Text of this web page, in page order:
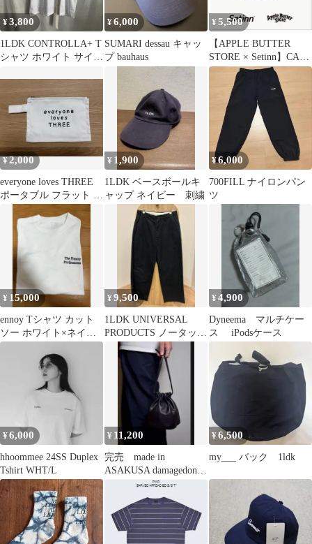
¥3,800
1LDK CONTROLLA+ T
シャツ ホワイト サイズ
¥6,000
SUMARI dessau キャッ
プ bauhaus
¥5,500
【APPLE BUTTER
STORE × Setinn】CAP
BLACK
¥2,000
everyone loves THREE
ポータブル フラット ポ
¥ 1,900
1LDK ベースボールキ
ャップ ネイビー 刺繍
¥6,000
700FILL ナイロンパン
ツ
¥ 15,000
ennoy Tシャツ カット
ソー ホワイト×ネイビ
ー
¥9,500
1LDK UNIVERSAL
PRODUCTS ノータック
ワイドチノ ネイビー
¥4,900
Dyneema マルチケー
ス iPodsケース
¥6,000
hhoommee 24SS Duplex
Tshirt WHT/L
¥ 11,200
完売 made in
ASAKUSA damagedone
レザー 巾着 バッグ
¥6,500
my___ バック 1ldk